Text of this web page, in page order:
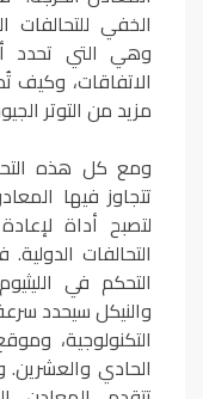
الخفي للتحالفات
وهي التي تحدد
الاتفاقات، وكيف
مزيد من التوتر
ومع كل هذه
تتجاوز فيها
لتصبح أداة
التحالفات
التحكم في
والنيكل سيحدد
التكنولوجية،
الحادي